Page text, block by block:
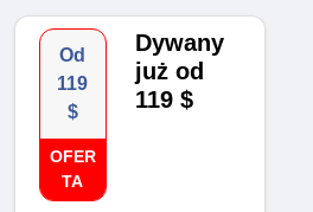
Od
119
$
OFER
TA
Dywany
już od
119 $